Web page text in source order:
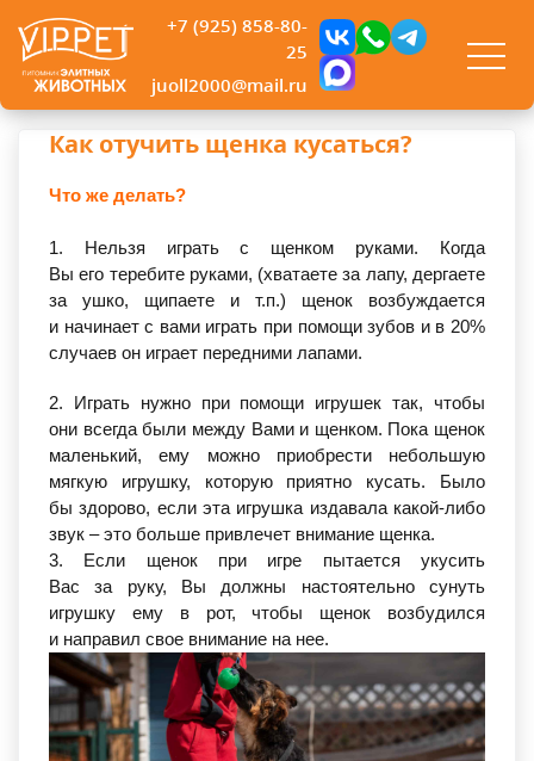
+7 (925) 858-80-
25
juoll2000@mail.ru
Как отучить щенка кусаться?
Что же делать?
1. Нельзя играть с щенком руками. Когда
Вы его теребите руками, (хватаете за лапу, дергаете
за ушко, щипаете и т.п.) щенок возбуждается
и начинает с вами играть при помощи зубов и в 20%
случаев он играет передними лапами.
2. Играть нужно при помощи игрушек так, чтобы
они всегда были между Вами и щенком. Пока щенок
маленький, ему можно приобрести небольшую
мягкую игрушку, которую приятно кусать. Было
бы здорово, если эта игрушка издавала какой-либо
звук – это больше привлечет внимание щенка.
3. Если щенок при игре пытается укусить
Вас за руку, Вы должны настоятельно сунуть
игрушку ему в рот, чтобы щенок возбудился
и направил свое внимание на нее.